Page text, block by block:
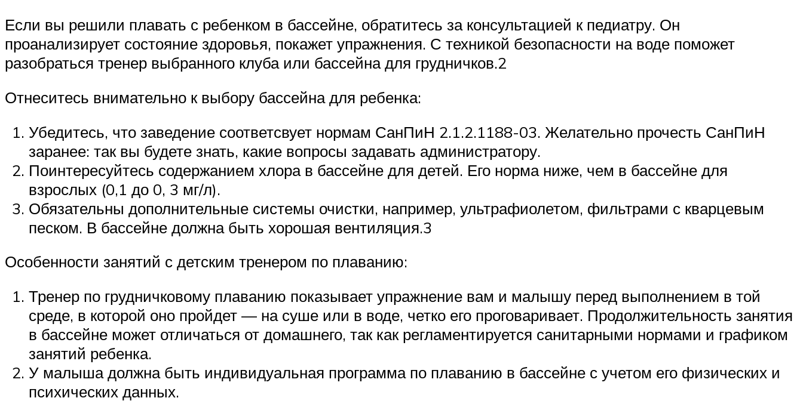
Если вы решили плавать с ребенком в бассейне, обратитесь за консультацией к педиатру. Он
проанализирует состояние здоровья, покажет упражнения. С техникой безопасности на воде поможет
разобраться тренер выбранного клуба или бассейна для грудничков.2
Отнеситесь внимательно к выбору бассейна для ребенка:
Убедитесь, что заведение соответсвует нормам СанПиН 2.1.2.1188-03. Желательно прочесть СанПиН
заранее: так вы будете знать, какие вопросы задавать администратору.
Поинтересуйтесь содержанием хлора в бассейне для детей. Его норма ниже, чем в бассейне для
взрослых (0,1 до 0, 3 мг/л).
Обязательны дополнительные системы очистки, например, ультрафиолетом, фильтрами с кварцевым
песком. В бассейне должна быть хорошая вентиляция.3
Особенности занятий с детским тренером по плаванию:
Тренер по грудничковому плаванию показывает упражнение вам и малышу перед выполнением в той
среде, в которой оно пройдет — на суше или в воде, четко его проговаривает. Продолжительность занятия
в бассейне может отличаться от домашнего, так как регламентируется санитарными нормами и графиком
занятий ребенка.
У малыша должна быть индивидуальная программа по плаванию в бассейне с учетом его физических и
психических данных.